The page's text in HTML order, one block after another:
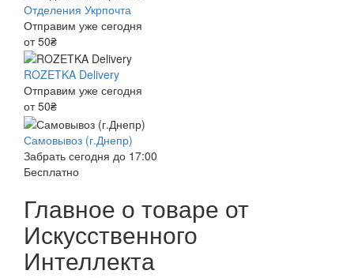
Отделения Укрпочта
Отправим уже сегодня
от 50₴
ROZETKA Delivery
Отправим уже сегодня
от 50₴
Самовывоз (г.Днепр)
Забрать сегодня до 17:00
Бесплатно
Главное о товаре от
Искусственного
Интеллекта